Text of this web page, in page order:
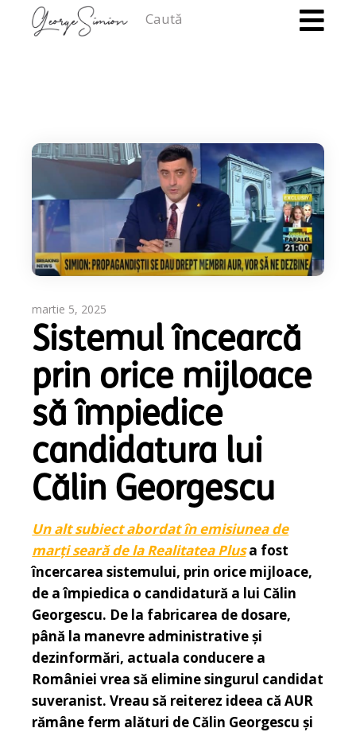
martie 5, 2025
Sistemul încearcă
prin orice mijloace
să împiedice
candidatura lui
Călin Georgescu
Un alt subiect abordat în emisiunea de
marți seară de la Realitatea Plusa fost
încercarea sistemului, prin orice mijloace,
de a împiedica o candidatură a lui Călin
Georgescu. De la fabricarea de dosare,
până la manevre administrative și
dezinformări, actuala conducere a
României vrea să elimine singurul candidat
suveranist. Vreau să reiterez ideea că AUR
rămâne ferm alături de Călin Georgescu și